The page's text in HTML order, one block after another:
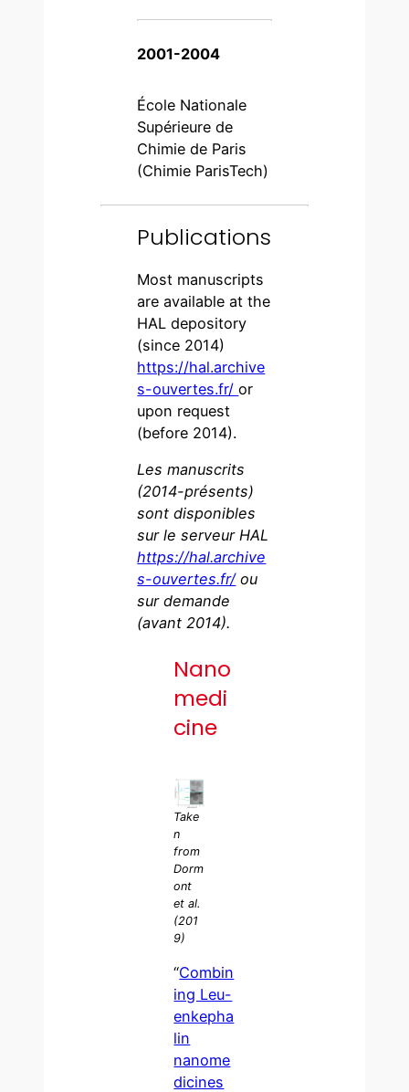
2001-2004
École Nationale
Supérieure de
Chimie de Paris
(Chimie ParisTech)
Publications
Most manuscripts
are available at the
HAL depository
(since 2014)
https://hal.archive
s-ouvertes.fr/or
upon request
(before 2014).
Les manuscrits
(2014-présents)
sont disponibles
sur le serveur HAL
https://hal.archive
s-ouvertes.fr/ou
sur demande
(avant 2014).
Nano
medi
cine
Take
n
from
Dorm
ont
et al.
(201
9)
“Combin
ing Leu-
enkepha
lin
nanome
dicines